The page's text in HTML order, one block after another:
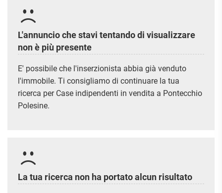
BILOCALI
ATTICI
INDIPENDENTI
LOFT
CASALI
MAGAZZINI
NEGOZI
UFFICI
ATTIVITÀ
COMMERCIALI
TERRENI
APPARTAMENTI
RISTRUTTURATI
APPARTAMENTI VICINO ALLA
VILLE CON GIARDINO
IMMOBILI IN AFFITTO
L'annuncio che stavi tentando di visualizzare
non è più presente
E' possibile che l'inserzionista abbia già venduto
l'immobile. Ti consigliamo di continuare la tua
ricerca per Case indipendenti in vendita a Pontecchio
Polesine.
La tua ricerca non ha portato alcun risultato